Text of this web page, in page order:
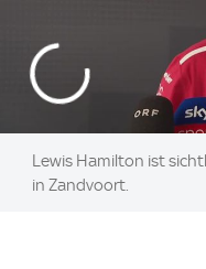
Lewis Hamilton ist
in Zandvoort.